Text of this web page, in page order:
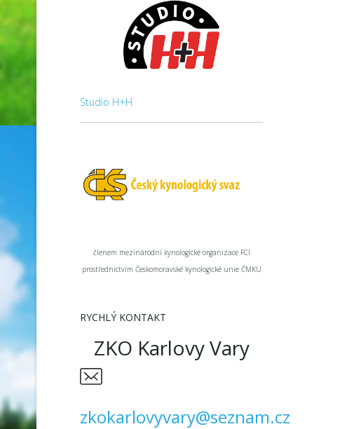
Studio H+H
členem mezinárodní kynologické organizace FCI
prostřednictvím Českomoravské kynologické unie ČMKU
RYCHLÝ KONTAKT
ZKO Karlovy Vary
zkokarlovyvary@seznam.cz